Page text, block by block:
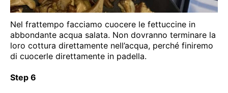
Nel frattempo facciamo cuocere le fettuccine in
abbondante acqua salata. Non dovranno terminare la
loro cottura direttamente nell’acqua, perché finiremo
di cuocerle direttamente in padella.
Step 6